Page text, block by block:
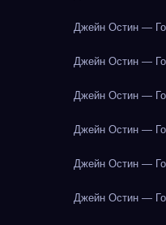
Джейн Остин —
Джейн Остин —
Джейн Остин —
Джейн Остин —
Джейн Остин —
Джейн Остин —